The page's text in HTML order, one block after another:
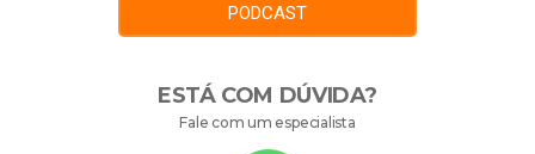
PODCAST
ESTÁ COM DÚVIDA?
Fale com um especialista